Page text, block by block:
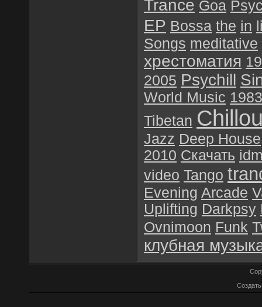
Trance Goa
EP Bossa the in
Songs meditative
хрестоматия
2005 Psychill
World Music 1983
Tibetan
Jazz Deep House
2010 Скачать
video Tango
Evening Arcade
Uplifting Darkpsy
Ovnimoon Funk
клубная